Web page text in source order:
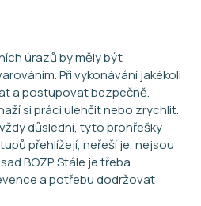
úrazů by měly být
Při vykonávání jakékoli
a postupovat bezpečně.
si práci ulehčit nebo zrychlit.
důslední, tyto prohřešky
přehlížejí, neřeší je, nejsou
BOZP. Stále je třeba
a potřebu dodržovat